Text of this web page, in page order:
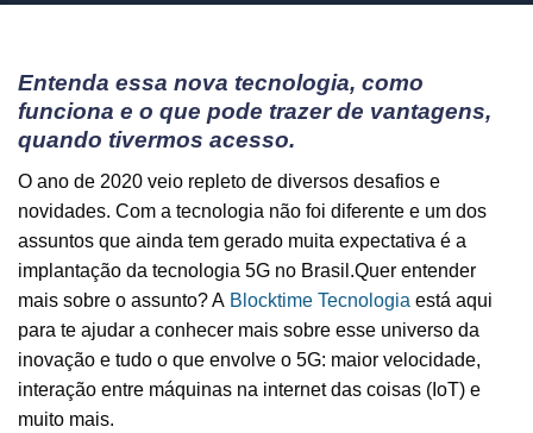
Entenda essa nova tecnologia, como
funciona e o que pode trazer de vantagens,
quando tivermos acesso.
O ano de 2020 veio repleto de diversos desafios e
novidades. Com a tecnologia não foi diferente e um dos
assuntos que ainda tem gerado muita expectativa é a
implantação da tecnologia 5G no Brasil.Quer entender
mais sobre o assunto? A Blocktime Tecnologia está aqui
para te ajudar a conhecer mais sobre esse universo da
inovação e tudo o que envolve o 5G: maior velocidade,
interação entre máquinas na internet das coisas (IoT) e
muito mais.